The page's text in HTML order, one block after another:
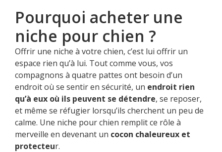
Pourquoi acheter une
niche pour chien ?
Offrir une niche à votre chien, c’est lui offrir un
espace rien qu’à lui. Tout comme vous, vos
compagnons à quatre pattes ont besoin d’un
endroit où se sentir en sécurité, un endroit rien
qu’à eux où ils peuvent se détendre, se reposer,
et même se réfugier lorsqu’ils cherchent un peu de
calme. Une niche pour chien remplit ce rôle à
merveille en devenant un cocon chaleureux et
protecteur.